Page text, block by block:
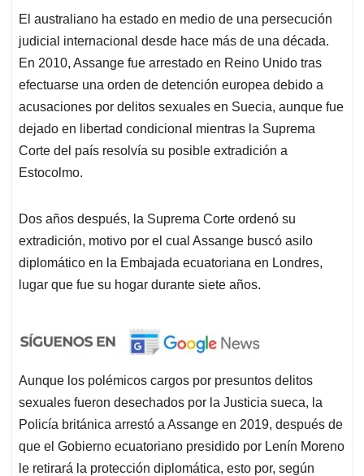
El australiano ha estado en medio de una persecución
judicial internacional desde hace más de una década.
En 2010, Assange fue arrestado en Reino Unido tras
efectuarse una orden de detención europea debido a
acusaciones por delitos sexuales en Suecia, aunque fue
dejado en libertad condicional mientras la Suprema
Corte del país resolvía su posible extradición a
Estocolmo.
Dos años después, la Suprema Corte ordenó su
extradición, motivo por el cual Assange buscó asilo
diplomático en la Embajada ecuatoriana en Londres,
lugar que fue su hogar durante siete años.
Aunque los polémicos cargos por presuntos delitos
sexuales fueron desechados por la Justicia sueca, la
Policía británica arrestó a Assange en 2019, después de
que el Gobierno ecuatoriano presidido por Lenín Moreno
le retirará la protección diplomática, esto por, según